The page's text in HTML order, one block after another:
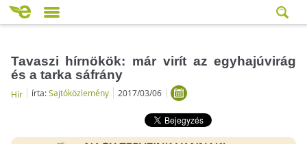
Tavaszi hírnökök: már virít az egyhajúvirág
és a tarka sáfrány
Hír írta:Sajtóközlemény 2017/03/06